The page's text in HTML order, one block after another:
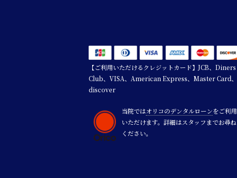
【ご利用いただけるクレジットカード】JCB、Diners
Club、VISA、American Express、Master Card、
discover
当院ではオリコのデンタルローンをご利用
いただけます。詳細はスタッフまでお尋ね
ください。